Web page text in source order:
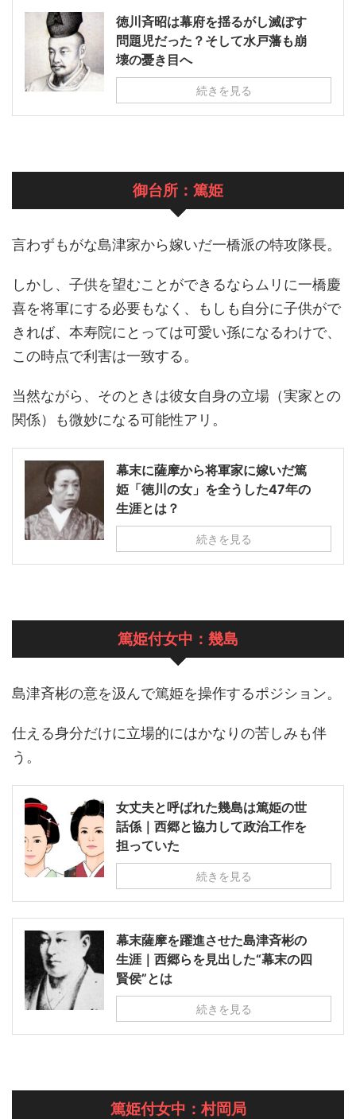
徳川斉昭は幕府を揺るがし滅ぼす
問題児だった？そして水戸藩も崩
壊の憂き目へ
続きを見る
御台所：篤姫
言わずもがな島津家から嫁いだ一橋派の特攻隊長。
しかし、子供を望むことができるならムリに一橋慶
喜を将軍にする必要もなく、もしも自分に子供がで
きれば、本寿院にとっては可愛い孫になるわけで、
この時点で利害は一致する。
当然ながら、そのときは彼女自身の立場（実家との
関係）も微妙になる可能性アリ。
幕末に薩摩から将軍家に嫁いだ篤
姫「徳川の女」を全うした47年の
生涯とは？
続きを見る
篤姫付女中：幾島
島津斉彬の意を汲んで篤姫を操作するポジション。
仕える身分だけに立場的にはかなりの苦しみも伴
う。
女丈夫と呼ばれた幾島は篤姫の世
話係｜西郷と協力して政治工作を
担っていた
続きを見る
幕末薩摩を躍進させた島津斉彬の
生涯｜西郷らを見出した“幕末の四
賢侯”とは
続きを見る
篤姫付女中：村岡局